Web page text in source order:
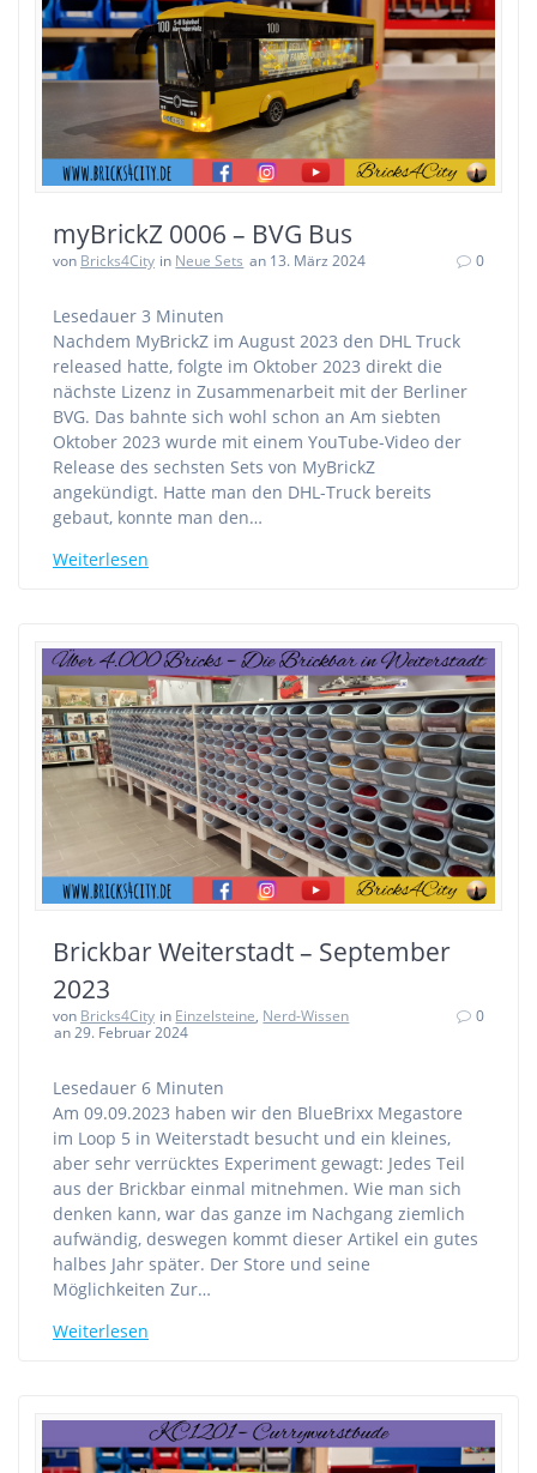
myBrickZ 0006 – BVG Bus
von Bricks4City in Neue Sets an 13. März 2024 0
Lesedauer 3 Minuten
Nachdem MyBrickZ im August 2023 den DHL Truck
released hatte, folgte im Oktober 2023 direkt die
nächste Lizenz in Zusammenarbeit mit der Berliner
BVG. Das bahnte sich wohl schon an Am siebten
Oktober 2023 wurde mit einem YouTube-Video der
Release des sechsten Sets von MyBrickZ
angekündigt. Hatte man den DHL-Truck bereits
gebaut, konnte man den…
Weiterlesen
Brickbar Weiterstadt – September
2023
von Bricks4City in Einzelsteine, Nerd-Wissen
an 29. Februar 2024
0
Lesedauer 6 Minuten
Am 09.09.2023 haben wir den BlueBrixx Megastore
im Loop 5 in Weiterstadt besucht und ein kleines,
aber sehr verrücktes Experiment gewagt: Jedes Teil
aus der Brickbar einmal mitnehmen. Wie man sich
denken kann, war das ganze im Nachgang ziemlich
aufwändig, deswegen kommt dieser Artikel ein gutes
halbes Jahr später. Der Store und seine
Möglichkeiten Zur…
Weiterlesen